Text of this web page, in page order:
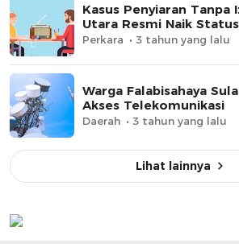
Kasus Penyiaran Tanpa
Utara Resmi Naik Status
Perkara 3 tahun yang lalu
Warga Falabisahaya
Akses Telekomunikasi
Daerah 3 tahun yang lalu
Lihat lainnya